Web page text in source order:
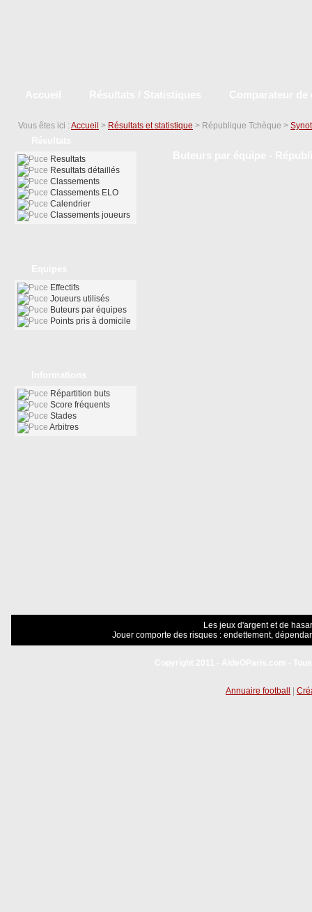
Vous êtes ici : Accueil > Résultats et statistique > République Tchèque >
Resultats
Resultats détaillés
Classements
Classements ELO
Calendrier
Classements joueurs
Effectifs
Joueurs utilisés
Buteurs par équipes
Points pris à domicile
Répartition buts
Score fréquents
Stades
Arbitres
Les jeux d'argent et de
Jouer comporte des risques : endettement,
Annuaire football